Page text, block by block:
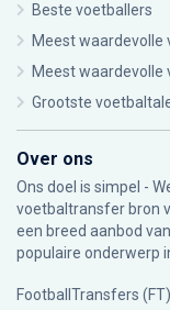
Beste voetballers
Meest waardevolle
Meest waardevolle
Grootste
Over ons
Ons doel is simpel -
voetbaltransfer bron
een breed aanbod
populaire onderwerp
FootballTransfers